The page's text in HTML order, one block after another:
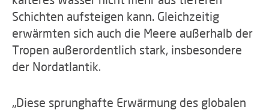
Schichten aufsteigen kann. Gleichzeitig
erwärmten sich auch die Meere außerhalb der
Tropen außerordentlich stark, insbesondere
der Nordatlantik.
„Diese sprunghafte Erwärmung des globalen